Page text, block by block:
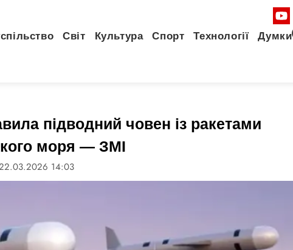
Світ Культура Спорт Технології Думки
підводний човен із ракетами
моря — ЗМІ
14:03